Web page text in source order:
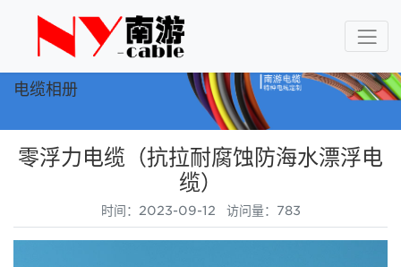
电缆相册
零浮力电缆（抗拉耐腐蚀防海水漂浮电
缆）
时间：2023-09-12 访问量：783